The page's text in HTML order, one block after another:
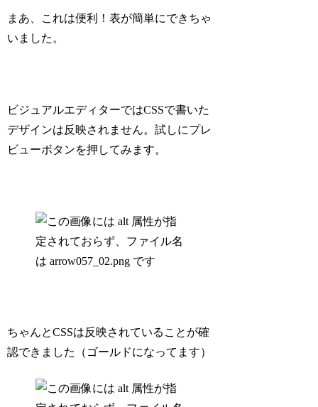
まあ、これは便利！表が簡単にできちゃ
いました。
ビジュアルエディターではCSSで書いた
デザインは反映されません。試しにプレ
ビューボタンを押してみます。
ちゃんとCSSは反映されていることが確
認できました（ゴールドになってます）